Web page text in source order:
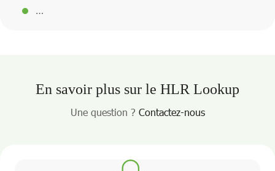
…
En savoir plus sur le HLR Lookup
Une question ? Contactez-nous